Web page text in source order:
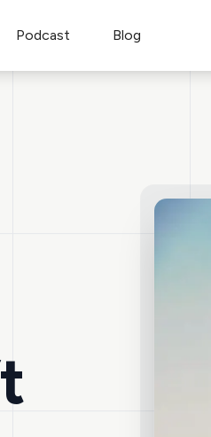
Podcast Blog